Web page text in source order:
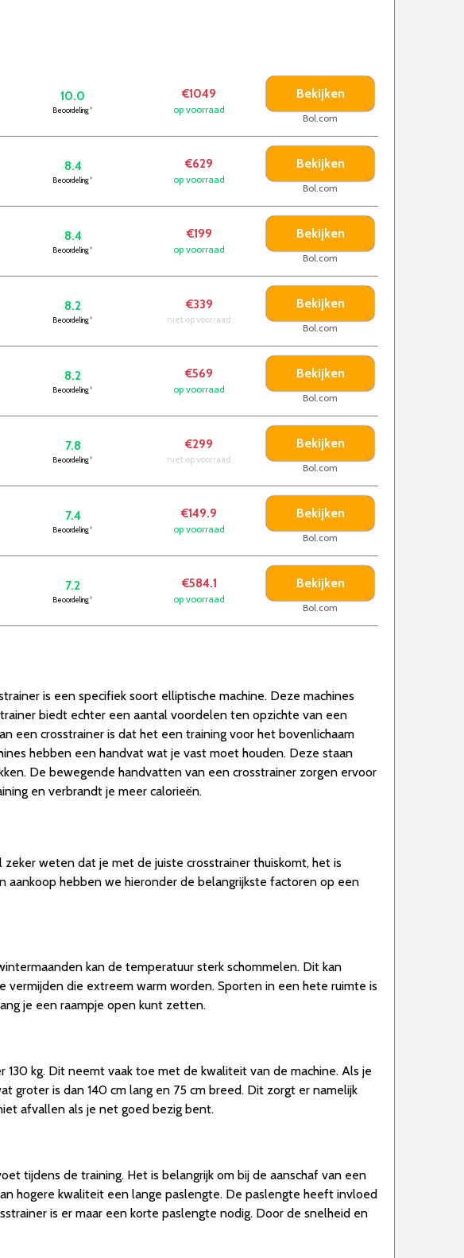
10.0
Beoordeling*
€1049
op voorraad
Bekijken
Bol.com
8.4
Beoordeling*
€629
op voorraad
Bekijken
Bol.com
8.4
Beoordeling*
€199
op voorraad
Bekijken
Bol.com
8.2
Beoordeling*
€339
niet op voorraad
Bekijken
Bol.com
8.2
Beoordeling*
€569
op voorraad
Bekijken
Bol.com
7.8
Beoordeling*
€299
niet op voorraad
Bekijken
Bol.com
7.4
Beoordeling*
€149.9
op voorraad
Bekijken
Bol.com
7.2
Beoordeling*
€584.1
op voorraad
Bekijken
Bol.com
is een specifiek soort elliptische machine. Deze machines
biedt echter een aantal voordelen ten opzichte van een
een crosstrainer is dat het een training voor het bovenlichaam
hebben een handvat wat je vast moet houden. Deze staan
De bewegende handvatten van een crosstrainer zorgen ervoor
en verbrandt je meer calorieën.
weten dat je met de juiste crosstrainer thuiskomt, het is
aankoop hebben we hieronder de belangrijkste factoren op een
kan de temperatuur sterk schommelen. Dit kan
die extreem warm worden. Sporten in een hete ruimte is
je een raampje open kunt zetten.
kg. Dit neemt vaak toe met de kwaliteit van de machine. Als je
groter is dan 140 cm lang en 75 cm breed. Dit zorgt er namelijk
afvallen als je net goed bezig bent.
tijdens de training. Het is belangrijk om bij de aanschaf van een
hogere kwaliteit een lange paslengte. De paslengte heeft invloed
is er maar een korte paslengte nodig. Door de snelheid en